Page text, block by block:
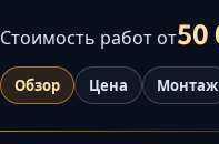
Стоимость работ от50
Обзор Цена Монтаж